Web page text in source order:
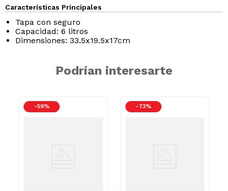
Características Principales
Tapa con seguro
Capacidad: 6 litros
Dimensiones: 33.5x19.5x17cm
Podrían interesarte
-59 % -73 %